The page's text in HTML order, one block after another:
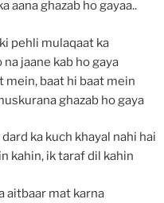
aana ghazab ho gayaa..
pehli mulaqaat ka
jaane kab ho gaya
mein, baat hi baat mein
ghazab ho gaya
ka kuch khayal nahi hai
kahin, ik taraf dil kahin
aitbaar mat karna